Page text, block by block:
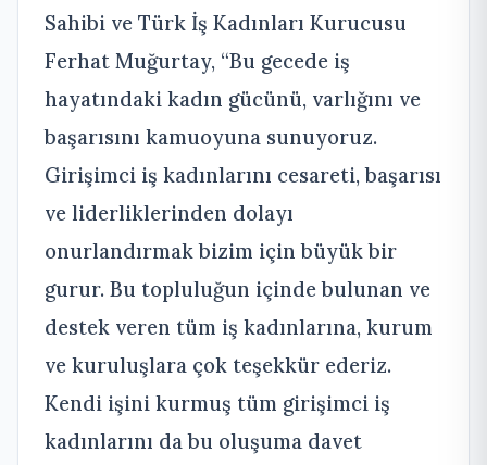
Sahibi ve Türk İş Kadınları Kurucusu
Ferhat Muğurtay, “Bu gecede iş
hayatındaki kadın gücünü, varlığını ve
başarısını kamuoyuna sunuyoruz.
Girişimci iş kadınlarını cesareti, başarısı
ve liderliklerinden dolayı
onurlandırmak bizim için büyük bir
gurur. Bu topluluğun içinde bulunan ve
destek veren tüm iş kadınlarına, kurum
ve kuruluşlara çok teşekkür ederiz.
Kendi işini kurmuş tüm girişimci iş
kadınlarını da bu oluşuma davet